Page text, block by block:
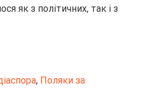
як з політичних, так і з
, Поляки за